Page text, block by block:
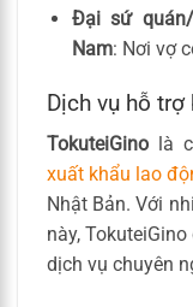
Đại sứ
Nam: Nơi vợ
Dịch vụ hỗ
TokuteiGino là
xuất khẩu lao
Nhật Bản. Với
này,
dịch vụ chuyên